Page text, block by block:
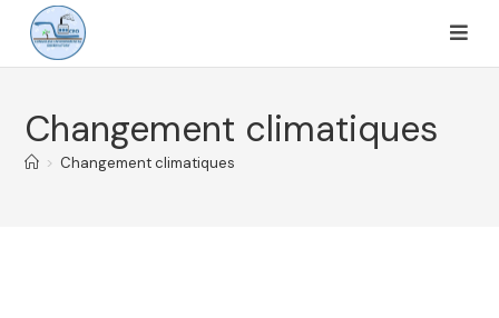
Changement climatiques
> Changement climatiques